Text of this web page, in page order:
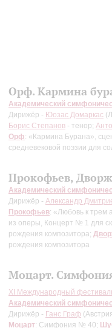
Орф. Кармина
Академический
Дирижёр - Юозас Домаркас
Борис Степанов - тенор;
Орф: «Кармина Бурана»,
средневековой поэзии для
Прокофьев,
Академический
Дирижёр - Александр
Прокофьев: «Любовь к трем
из оперы, Концерт № 1 для
рождения композитора;
рождения композитора
Моцарт.
XI Международный
Академический
Дирижёр - Ганс Граф
Моцарт: Симфония № 40;